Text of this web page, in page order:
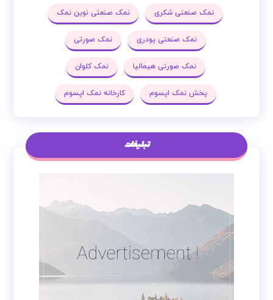
نمک صنعتی شکری نمک صنعتی نوین نمک
نمک صنعتی پودری نمک صورتی
نمک صورتی هیمالیا نمک کلوان
پخش نمک اپسوم کارخانه نمک اپسوم
تبلیغات